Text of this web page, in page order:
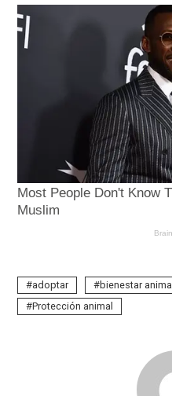
adoptar bienestar animal
Protección animal